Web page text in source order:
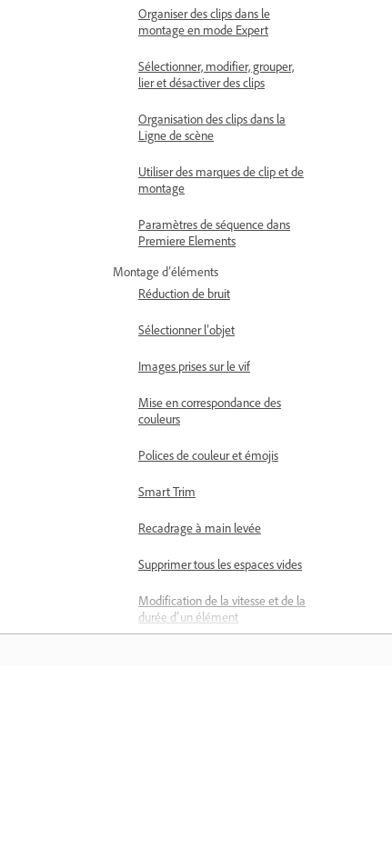
Organiser des clips dans le
montage en mode Expert
Sélectionner, modifier, grouper,
lier et désactiver des clips
Organisation des clips dans la
Ligne de scène
Utiliser des marques de clip et de
montage
Paramètres de séquence dans
Premiere Elements
Montage d’éléments
Réduction de bruit
Sélectionner l’objet
Images prises sur le vif
Mise en correspondance des
couleurs
Polices de couleur et émojis
Smart Trim
Recadrage à main levée
Supprimer tous les espaces vides
Modification de la vitesse et de la
durée d’un élément